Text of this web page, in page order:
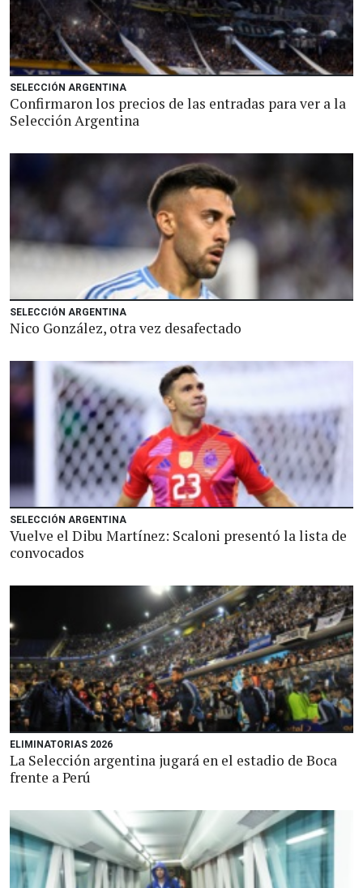
SELECCIÓN ARGENTINA
Confirmaron los precios de las entradas para ver a la
Selección Argentina
SELECCIÓN ARGENTINA
Nico González, otra vez desafectado
SELECCIÓN ARGENTINA
Vuelve el Dibu Martínez: Scaloni presentó la lista de
convocados
ELIMINATORIAS 2026
La Selección argentina jugará en el estadio de Boca
frente a Perú